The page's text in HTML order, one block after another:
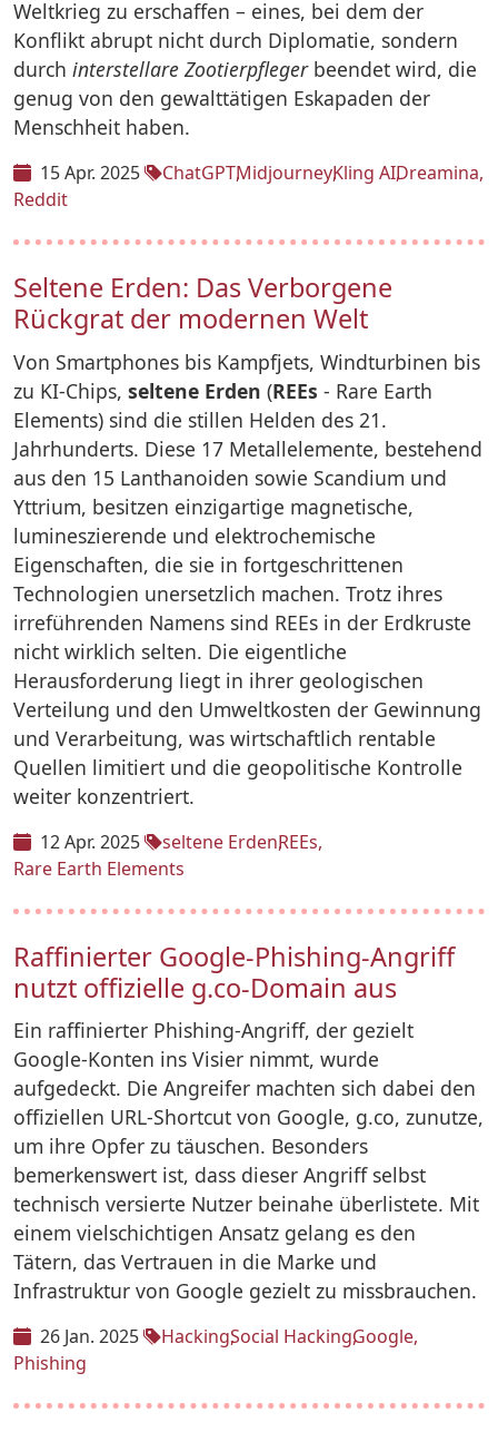
Weltkrieg zu erschaffen – eines, bei dem der
Konflikt abrupt nicht durch Diplomatie, sondern
durch interstellare Zootierpflegerbeendet wird, die
genug von den gewalttätigen Eskapaden der
Menschheit haben.
15 Apr. 2025 ChatGPTMidjourneyKling AIDreamina
Reddit
Seltene Erden: Das Verborgene
Rückgrat der modernen Welt
Von Smartphones bis Kampfjets, Windturbinen bis
zu KI-Chips, seltene Erden (REEs - Rare Earth
Elements) sind die stillen Helden des 21.
Jahrhunderts. Diese 17 Metallelemente, bestehend
aus den 15 Lanthanoiden sowie Scandium und
Yttrium, besitzen einzigartige magnetische,
lumineszierende und elektrochemische
Eigenschaften, die sie in fortgeschrittenen
Technologien unersetzlich machen. Trotz ihres
irreführenden Namens sind REEs in der Erdkruste
nicht wirklich selten. Die eigentliche
Herausforderung liegt in ihrer geologischen
Verteilung und den Umweltkosten der Gewinnung
und Verarbeitung, was wirtschaftlich rentable
Quellen limitiert und die geopolitische Kontrolle
weiter konzentriert.
12 Apr. 2025 seltene ErdenREEs
Rare Earth Elements
Raffinierter Google-Phishing-Angriff
nutzt offizielle g.co-Domain aus
Ein raffinierter Phishing-Angriff, der gezielt
Google-Konten ins Visier nimmt, wurde
aufgedeckt. Die Angreifer machten sich dabei den
offiziellen URL-Shortcut von Google, g.co, zunutze,
um ihre Opfer zu täuschen. Besonders
bemerkenswert ist, dass dieser Angriff selbst
technisch versierte Nutzer beinahe überlistete. Mit
einem vielschichtigen Ansatz gelang es den
Tätern, das Vertrauen in die Marke und
Infrastruktur von Google gezielt zu missbrauchen.
26 Jan. 2025 HackingSocial HackingGoogle
Phishing